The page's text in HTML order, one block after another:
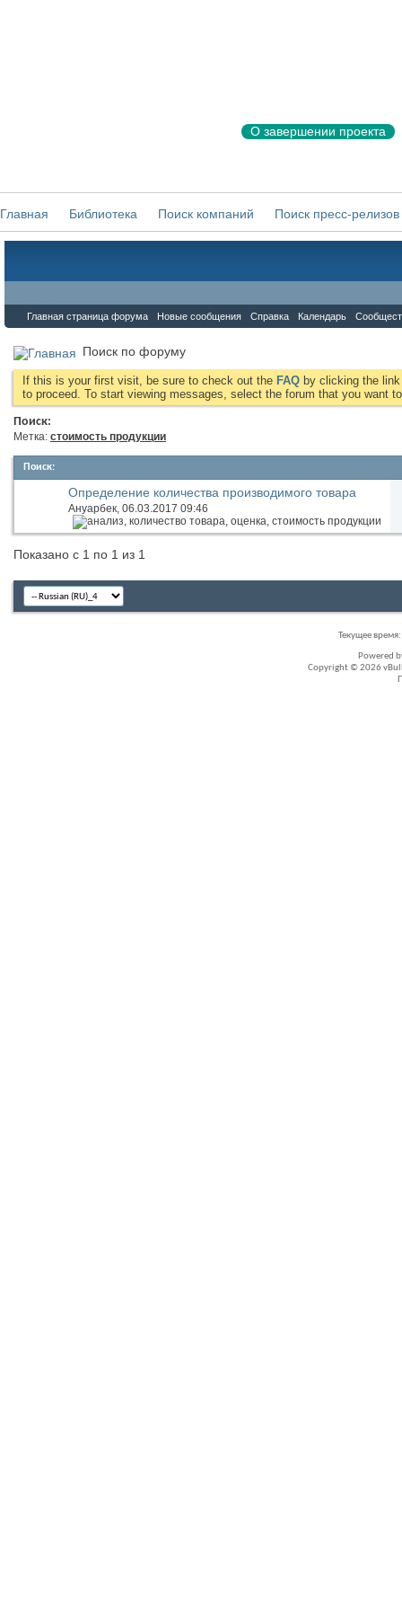
О завершении проекта
Главная Библиотека Поиск компаний Поиск пресс-релизов
Главная страница форума Новые сообщения Справка Календарь
Поиск по форуму
If this is your first visit, be sure to check out the FAQ by clicking the
to proceed. To start viewing messages, select the forum that you want
Поиск:
Метка: стоимость продукции
Поиск:
Определение количества производимого товара
Ануарбек, 06.03.2017 09:46
Показано с 1 по 1 из 1
Текущее время:
Powered
Copyright © 2026